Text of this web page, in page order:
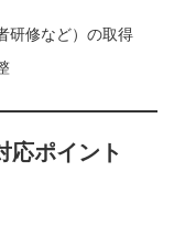
研修など）の取得
応ポイント